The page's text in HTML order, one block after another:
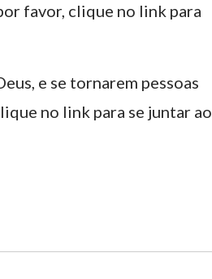
favor, clique no link para
e se tornarem pessoas
no link para se juntar ao